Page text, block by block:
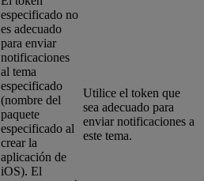
especificado no
es adecuado
para enviar
notificaciones
al tema
especificado
(nombre del
paquete
especificado al
crear la
aplicación de
iOS). El
Utilice el token que
sea adecuado para
enviar notificaciones a
este tema.